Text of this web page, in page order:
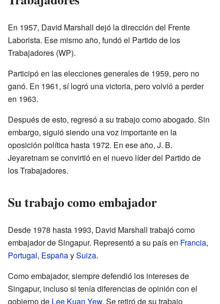
En 1957, David Marshall dejó la dirección del Frente
Laborista. Ese mismo año, fundó el Partido de los
Trabajadores (WP).
Participó en las elecciones generales de 1959, pero no
ganó. En 1961, sí logró una victoria, pero volvió a perder
en 1963.
Después de esto, regresó a su trabajo como abogado. Sin
embargo, siguió siendo una voz importante en la
oposición política hasta 1972. En ese año, J. B.
Jeyaretnam se convirtió en el nuevo líder del Partido de
los Trabajadores.
Su trabajo como embajador
Desde 1978 hasta 1993, David Marshall trabajó como
embajador de Singapur. Representó a su país en Francia,
Portugal, EspañaySuiza.
Como embajador, siempre defendió los intereses de
Singapur, incluso si tenía diferencias de opinión con el
gobierno de Lee Kuan Yew. Se retiró de su trabajo